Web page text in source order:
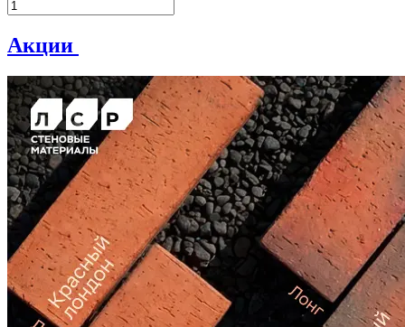
Акции